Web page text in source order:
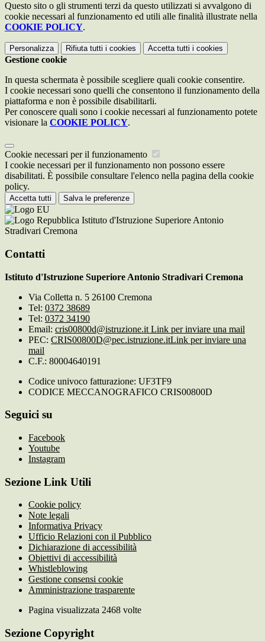
Questo sito o gli strumenti terzi da questo utilizzati si avvalgono di
cookie necessari al funzionamento ed utili alle finalità illustrate nella
COOKIE POLICY.
Personalizza Rifiuta tutti i cookies Accetta tutti i cookies
Gestione cookie
In questa schermata è possibile scegliere quali cookie consentire.
I cookie necessari sono quelli che consentono il funzionamento della
piattaforma e non è possibile disabilitarli.
Per conoscere quali sono i cookie necessari al funzionamento potete
visionare la COOKIE POLICY.
Cookie necessari per il funzionamento
I cookie necessari per il funzionamento non possono essere
disabilitati. È possibile consultare l'elenco nella pagina della cookie
policy.
Accetta tutti Salva le preferenze
Istituto d'Istruzione Superiore Antonio
Stradivari Cremona
Contatti
Istituto d'Istruzione Superiore Antonio Stradivari Cremona
Via Colletta n. 5 26100 Cremona
Tel: 0372 38689
Tel: 0372 34190
Email: cris00800d@istruzione.it Link per inviare una mail
PEC: CRIS00800D@pec.istruzione.itLink per inviare una
mail
C.F.: 80004640191
Codice univoco fatturazione: UF3TF9
CODICE MECCANOGRAFICO CRIS00800D
Seguici su
Facebook
Youtube
Instagram
Sezione Link Utili
Cookie policy
Note legali
Informativa Privacy
Ufficio Relazioni con il Pubblico
Dichiarazione di accessibilità
Obiettivi di accessibilità
Whistleblowing
Gestione consensi cookie
Amministrazione trasparente
Pagina visualizzata 2468 volte
Sezione Copyright